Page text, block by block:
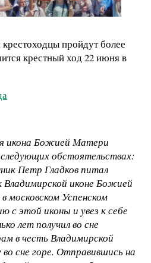
пройдут более
крестный ход 22 июня в
икона Божией Матери
следующих обстоятельствах:
Петр Гладков питал
Владимирской иконе Божией
московском Успенском
с этой иконы и увез к себе
лет получил во сне
в честь Владимирской
сне горе. Отправившись на